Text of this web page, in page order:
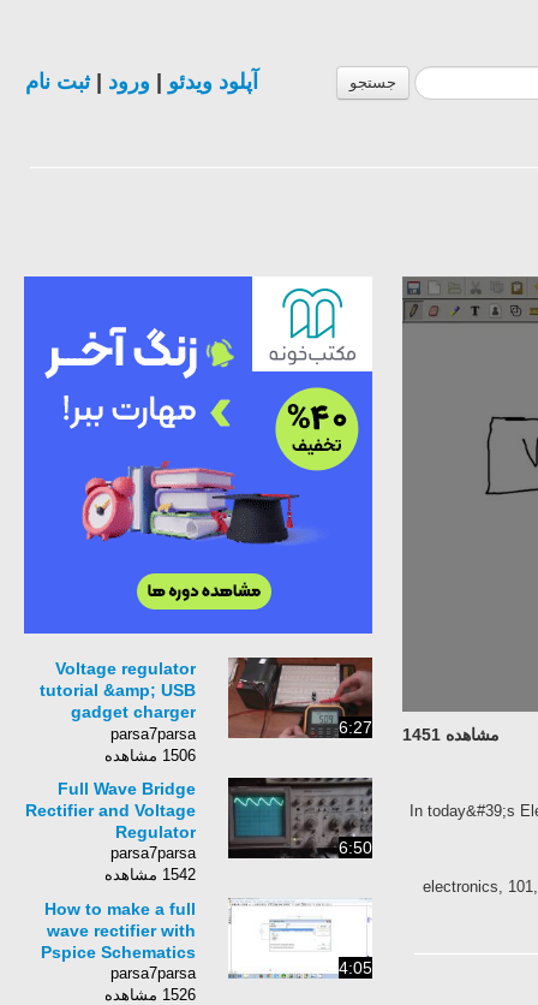
جستجو آپلود ویدئو ورود |ثبت نام
مشاهده 1451
In today&#39;s
electronics,
6:27
Voltage regulator
tutorial &amp; USB
gadget charger
circuit
parsa7parsa
1506 مشاهده
6:50
Full Wave Bridge
Rectifier and Voltage
Regulator
parsa7parsa
1542 مشاهده
4:05
How to make a full
wave rectifier with
Pspice Schematics
parsa7parsa
1526 مشاهده